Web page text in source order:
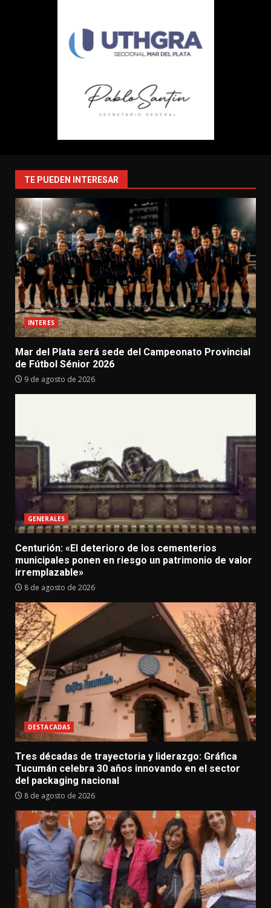
TE PUEDEN INTERESAR
INTERES
Mar del Plata será sede del Campeonato Provincial
de Fútbol Sénior 2026
9 de agosto de 2026
GENERALES
Centurión: «El deterioro de los cementerios
municipales ponen en riesgo un patrimonio de valor
irremplazable»
8 de agosto de 2026
DESTACADAS
Tres décadas de trayectoria y liderazgo: Gráfica
Tucumán celebra 30 años innovando en el sector
del packaging nacional
8 de agosto de 2026